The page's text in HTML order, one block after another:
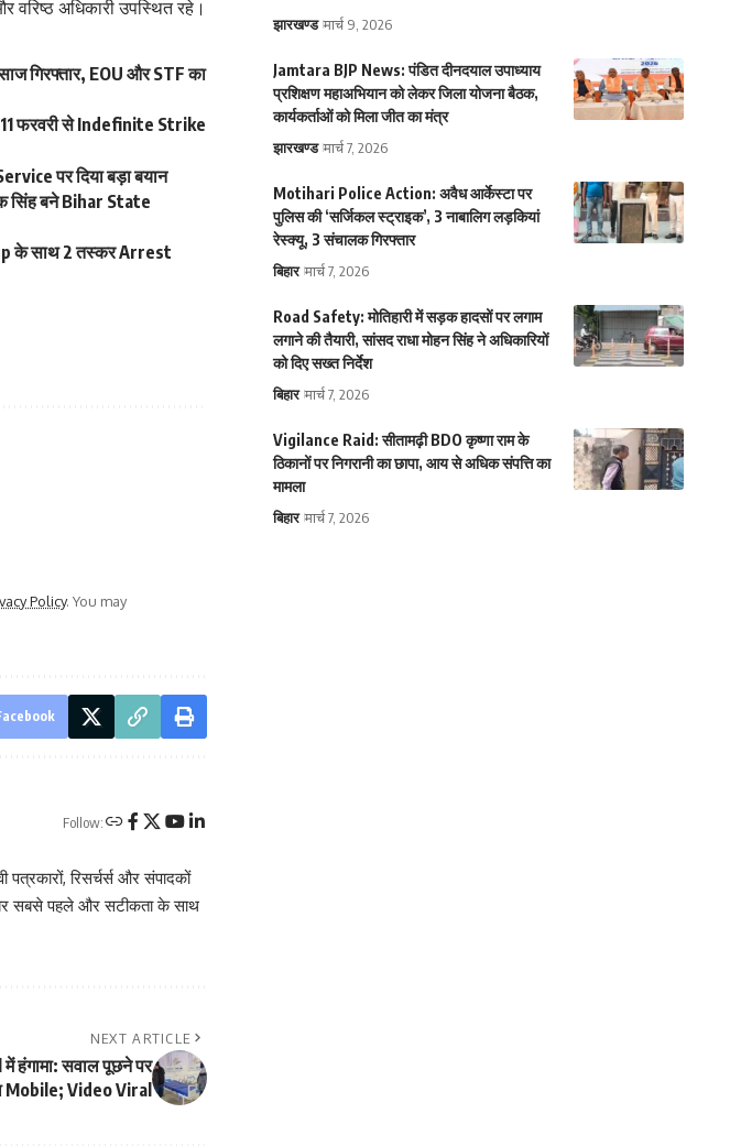
अधिकारी उपस्थित रहे।
गिरफ्तार, EOU और STF का
फरवरी से Indefinite Strike
पर दिया बड़ा बयान
सिंह बने Bihar State
के साथ 2 तस्कर Arrest
Policy. You may
Follow:
रिसर्चर्स और संपादकों
सबसे पहले और सटीकता के साथ
NEXT ARTICLE
हंगामा: सवाल पूछने पर
Mobile; Video Viral
झारखण्ड मार्च 9, 2026
Jamtara BJP News: पंडित दीनदयाल उपाध्याय
प्रशिक्षण महाअभियान को लेकर जिला योजना बैठक,
कार्यकर्ताओं को मिला जीत का मंत्र
झारखण्ड मार्च 7, 2026
Motihari Police Action: अवैध आर्केस्टा पर
पुलिस की ‘सर्जिकल स्ट्राइक’, 3 नाबालिग लड़कियां
रेस्क्यू, 3 संचालक गिरफ्तार
बिहार मार्च 7, 2026
Road Safety: मोतिहारी में सड़क हादसों पर लगाम
लगाने की तैयारी, सांसद राधा मोहन सिंह ने अधिकारियों
को दिए सख्त निर्देश
बिहार मार्च 7, 2026
Vigilance Raid: सीतामढ़ी BDO कृष्णा राम के
ठिकानों पर निगरानी का छापा, आय से अधिक संपत्ति का
मामला
बिहार मार्च 7, 2026